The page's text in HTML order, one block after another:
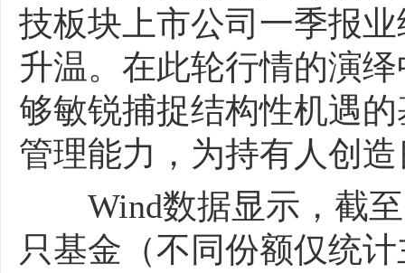
技板块上市公司一季报
升温。在此轮行情的演
够敏锐捕捉结构性机遇
管理能力，为持有人创
Wind数据显示，截至
只基金（不同份额仅统